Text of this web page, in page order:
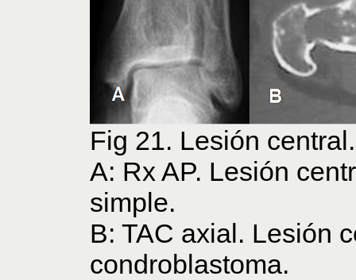
Fig 21. Lesión central.
A: Rx AP. Lesión
simple.
B: TAC axial. Lesión
condroblastoma.